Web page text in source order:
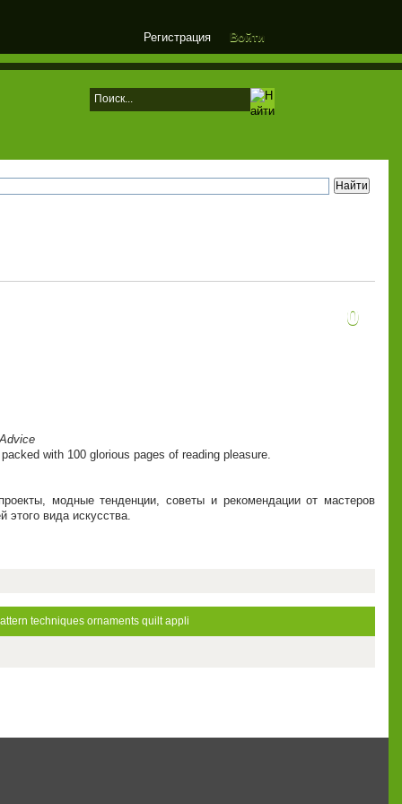
Регистрация Войти
0
with 100 glorious pages of reading pleasure.
модные тенденции, советы и рекомендации от мастеров
вида искусства.
techniques ornaments quilt appli